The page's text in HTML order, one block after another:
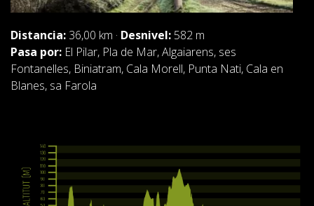
Distancia: 36,00 km · Desnivel: 582 m
Pasa por: El Pilar, Pla de Mar, Algaiarens, ses
Fontanelles, Biniatram, Cala Morell, Punta Nati, Cala en
Blanes, sa Farola